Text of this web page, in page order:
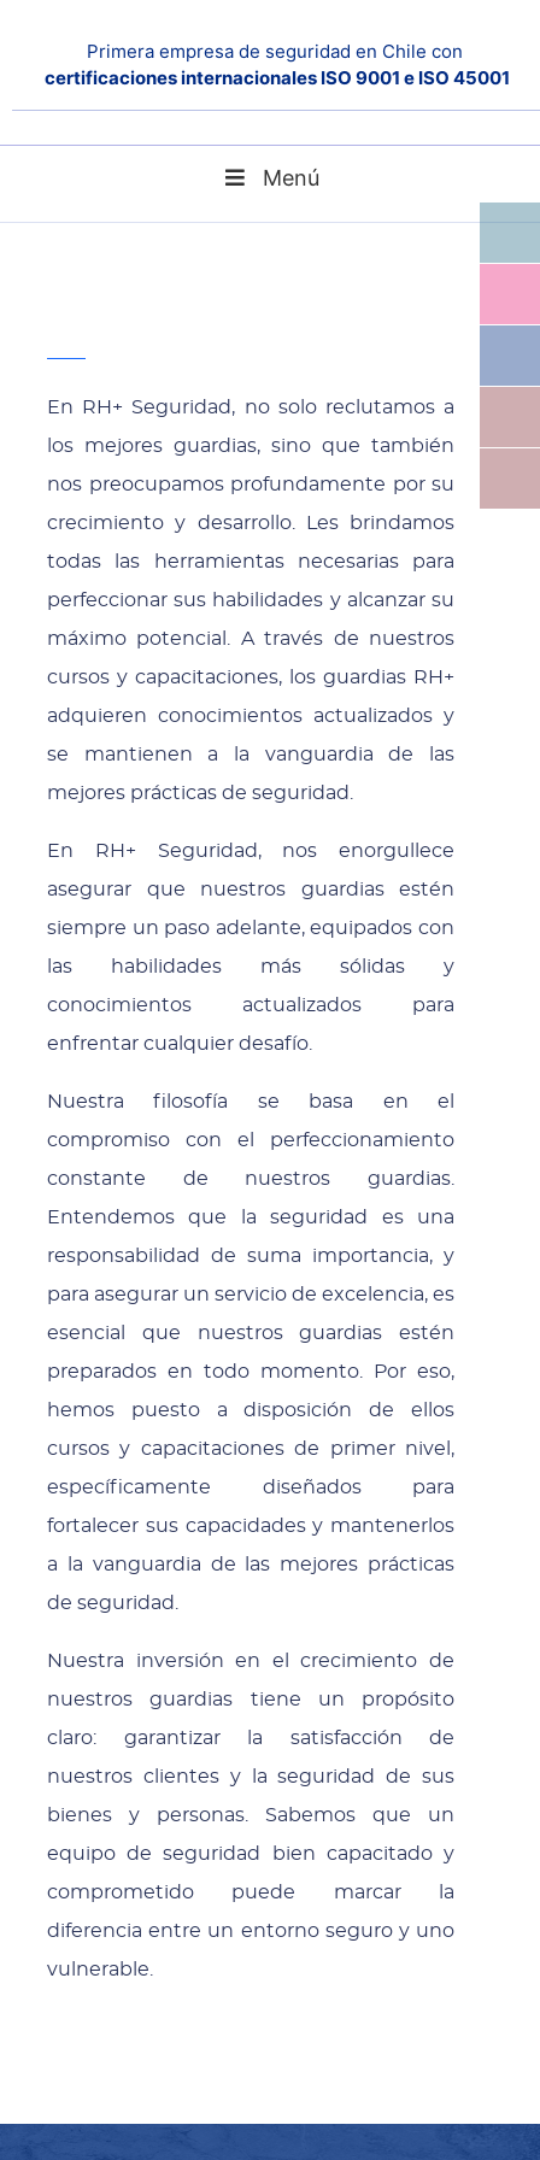
Primera empresa de seguridad en Chile con
certificaciones internacionales ISO 9001 e ISO 45001
Menú
GUARDIAS QUE DAN
CONFIANZA
Guardias que dan confianza
En RH+ Seguridad, no solo reclutamos a
los mejores guardias, sino que también
nos preocupamos profundamente por su
crecimiento y desarrollo. Les brindamos
todas las herramientas necesarias para
perfeccionar sus habilidades y alcanzar su
máximo potencial. A través de nuestros
cursos y capacitaciones, los guardias RH+
adquieren conocimientos actualizados y
se mantienen a la vanguardia de las
mejores prácticas de seguridad.
En RH+ Seguridad, nos enorgullece
asegurar que nuestros guardias estén
siempre un paso adelante, equipados con
las habilidades más sólidas y
conocimientos actualizados para
enfrentar cualquier desafío.
Nuestra filosofía se basa en el
compromiso con el perfeccionamiento
constante de nuestros guardias.
Entendemos que la seguridad es una
responsabilidad de suma importancia, y
para asegurar un servicio de excelencia, es
esencial que nuestros guardias estén
preparados en todo momento. Por eso,
hemos puesto a disposición de ellos
cursos y capacitaciones de primer nivel,
específicamente diseñados para
fortalecer sus capacidades y mantenerlos
a la vanguardia de las mejores prácticas
de seguridad.
Nuestra inversión en el crecimiento de
nuestros guardias tiene un propósito
claro: garantizar la satisfacción de
nuestros clientes y la seguridad de sus
bienes y personas. Sabemos que un
equipo de seguridad bien capacitado y
comprometido puede marcar la
diferencia entre un entorno seguro y uno
vulnerable.